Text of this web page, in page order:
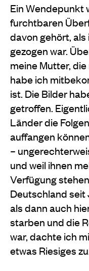
Ein Wendepunkt
furchtbaren
davon gehört,
gezogen war.
meine Mutter,
habe ich
ist. Die Bilder
getroffen.
Länder die
auffangen
–
und weil ihnen
Verfügung
Deutschland seit
als dann auch
starben und die
war, dachte ich
etwas Riesiges